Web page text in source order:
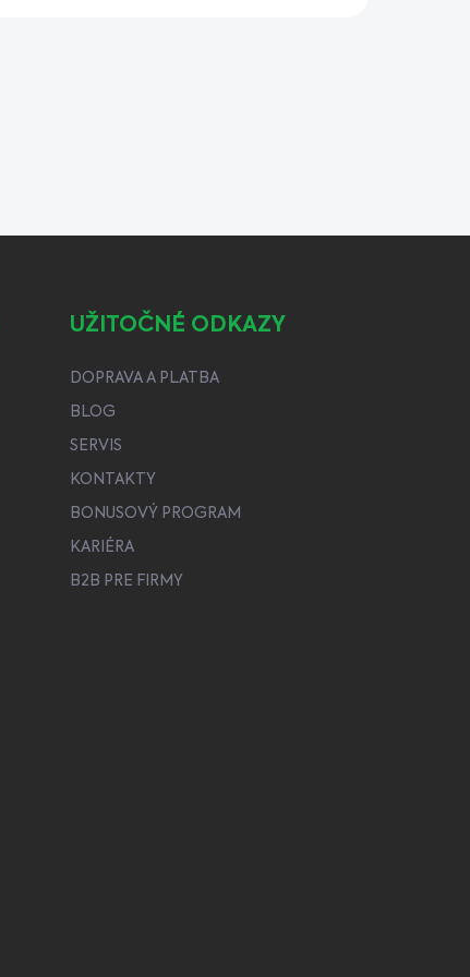
UŽITOČNÉ ODKAZY
DOPRAVA A PLATBA
BLOG
SERVIS
KONTAKTY
BONUSOVÝ PROGRAM
KARIÉRA
B2B PRE FIRMY